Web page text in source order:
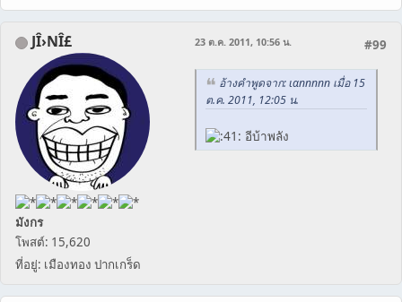
JÎ›NÎ£
มังกร
โพสต์: 15,620
ที่อยู่: เมืองทอง ปากเกร็ด
#99
23 ต.ค. 2011, 10:56 น.
อ้างคำพูดจาก: ιαппппп เมื่อ 15
ต.ค. 2011, 12:05 น.
อีบ้าพลัง